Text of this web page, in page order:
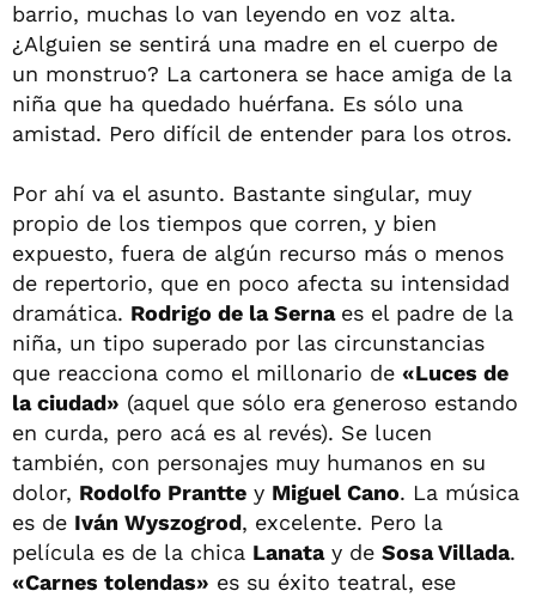
barrio, muchas lo van leyendo en voz alta.
¿Alguien se sentirá una madre en el cuerpo de
un monstruo? La cartonera se hace amiga de la
niña que ha quedado huérfana. Es sólo una
amistad. Pero difícil de entender para los otros.
Por ahí va el asunto. Bastante singular, muy
propio de los tiempos que corren, y bien
expuesto, fuera de algún recurso más o menos
de repertorio, que en poco afecta su intensidad
dramática. Rodrigo de la Serna es el padre de la
niña, un tipo superado por las circunstancias
que reacciona como el millonario de «Luces de
la ciudad» (aquel que sólo era generoso estando
en curda, pero acá es al revés). Se lucen
también, con personajes muy humanos en su
dolor, Rodolfo Prantte y Miguel Cano. La música
es de Iván Wyszogrod, excelente. Pero la
película es de la chica Lanatay de Sosa Villada.
«Carnes tolendas» es su éxito teatral, ese